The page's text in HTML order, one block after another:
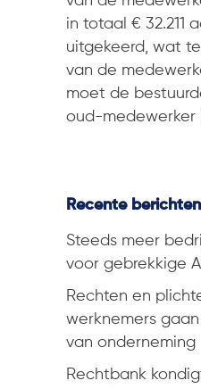
in totaal € 32.211
uitgekeerd, wat
van de
moet de
oud-medewerker
Recente berichten
Steeds meer
voor gebrekkige
Rechten en
werknemers
van onderneming
Rechtbank